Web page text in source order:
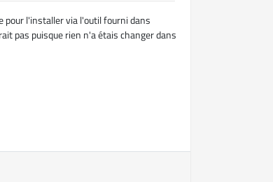
pour l'installer via l'outil fourni dans
pas puisque rien n'a étais changer dans